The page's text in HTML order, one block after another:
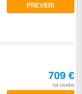
PREVERI
709 €
na osebo